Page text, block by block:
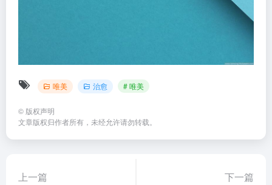
唯美 治愈 # 唯美
© 版权声明
文章版权归作者所有，未经允许请勿转载。
上一篇 下一篇